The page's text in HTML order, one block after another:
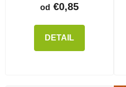
od €0,85
DETAIL